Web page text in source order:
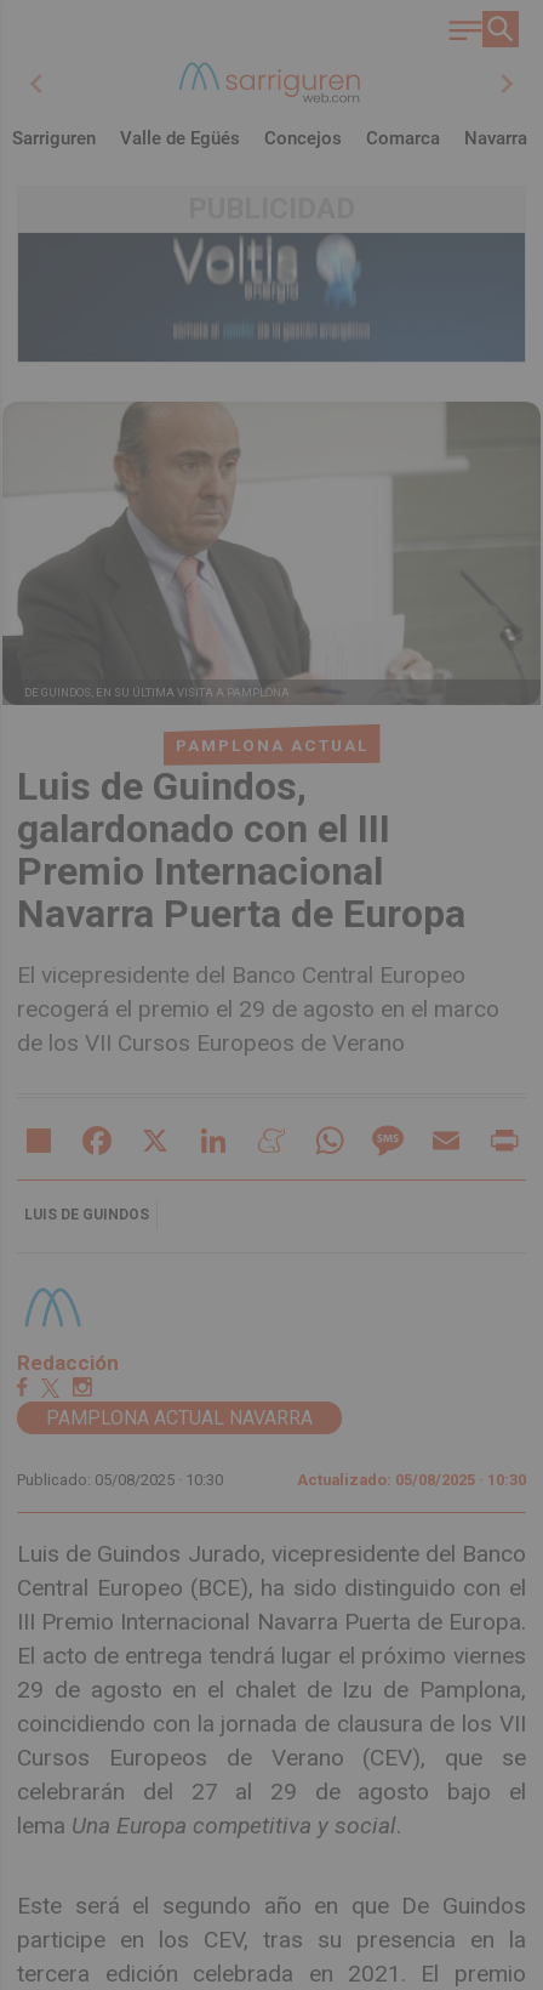
chevron_left chevron_right
Sarriguren Valle de Egüés Concejos Comarca Navarra
PAMPLONA ACTUAL
Luis de Guindos,
galardonado con el III
Premio Internacional
Navarra Puerta de Europa
El vicepresidente del Banco Central Europeo
recogerá el premio el 29 de agosto en el marco
de los VII Cursos Europeos de Verano
DE GUINDOS, EN SU ÚLTIMA VISITA A PAMPLONA
Share Facebook LinkedIn MeneameWhatsAppMessageEmail
LUIS DE GUINDOS
Redacción
PAMPLONA ACTUAL NAVARRA
Publicado: 05/08/2025 · 10:30 Actualizado: 05/08/2025 · 10:30
Luis de Guindos Jurado, vicepresidente del Banco
Central Europeo (BCE), ha sido distinguido con el
III Premio Internacional Navarra Puerta de Europa.
El acto de entrega tendrá lugar el próximo viernes
29 de agosto en el chalet de Izu de Pamplona,
coincidiendo con la jornada de clausura de los VII
Cursos Europeos de Verano (CEV), que se
celebrarán del 27 al 29 de agosto bajo el
lema Una Europa competitiva y social.
Este será el segundo año en que De Guindos
participe en los CEV, tras su presencia en la
tercera edición celebrada en 2021. El premio